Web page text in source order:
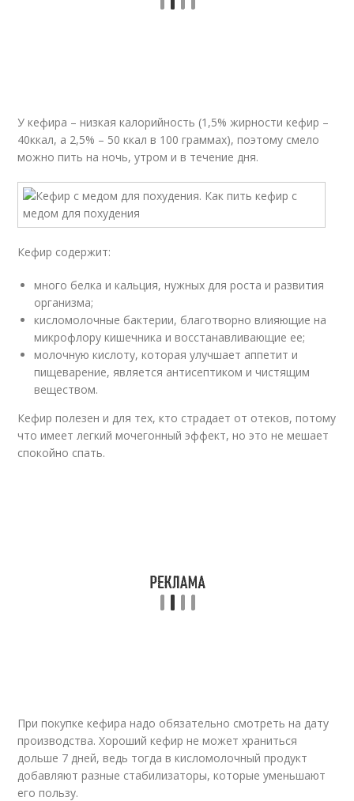
У кефира – низкая калорийность (1,5% жирности кефир –
40ккал, а 2,5% – 50 ккал в 100 граммах), поэтому смело
можно пить на ночь, утром и в течение дня.
Кефир содержит:
много белка и кальция, нужных для роста и развития
организма;
кисломолочные бактерии, благотворно влияющие на
микрофлору кишечника и восстанавливающие ее;
молочную кислоту, которая улучшает аппетит и
пищеварение, является антисептиком и чистящим
веществом.
Кефир полезен и для тех, кто страдает от отеков, потому
что имеет легкий мочегонный эффект, но это не мешает
спокойно спать.
При покупке кефира надо обязательно смотреть на дату
производства. Хороший кефир не может храниться
дольше 7 дней, ведь тогда в кисломолочный продукт
добавляют разные стабилизаторы, которые уменьшают
его пользу.